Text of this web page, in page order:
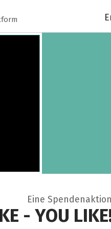
Eine
- YOU